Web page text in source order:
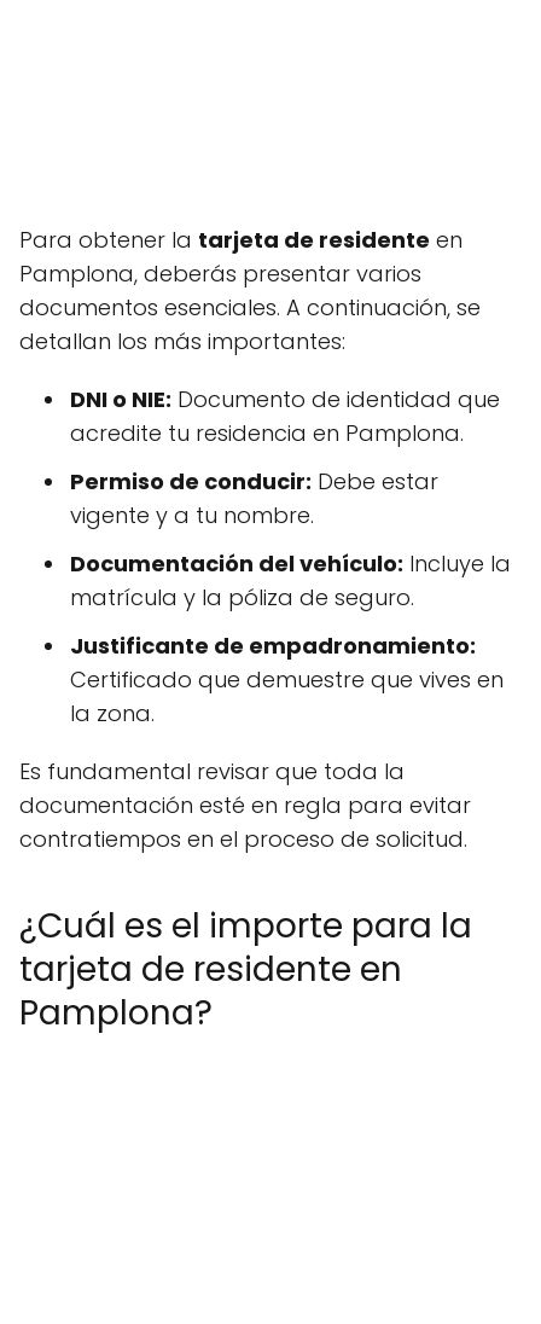
Para obtener la tarjeta de residente en
Pamplona, deberás presentar varios
documentos esenciales. A continuación, se
detallan los más importantes:
DNI o NIE: Documento de identidad que
acredite tu residencia en Pamplona.
Permiso de conducir: Debe estar
vigente y a tu nombre.
Documentación del vehículo: Incluye la
matrícula y la póliza de seguro.
Justificante de empadronamiento:
Certificado que demuestre que vives en
la zona.
Es fundamental revisar que toda la
documentación esté en regla para evitar
contratiempos en el proceso de solicitud.
¿Cuál es el importe para la
tarjeta de residente en
Pamplona?